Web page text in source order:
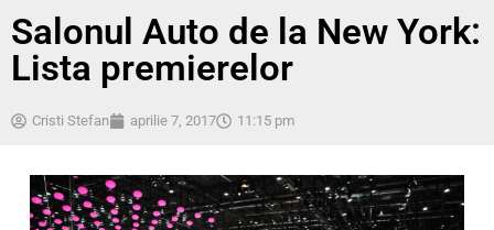
Salonul Auto de la New York:
Lista premierelor
Cristi Stefan aprilie 7, 2017 11:15 pm